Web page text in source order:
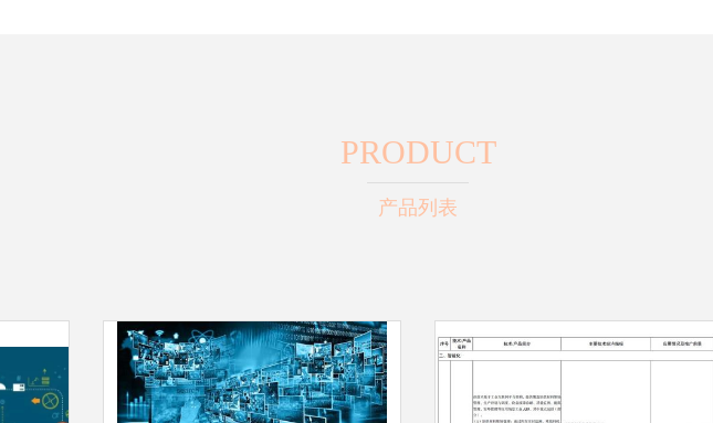
PRODUCT
产品列表